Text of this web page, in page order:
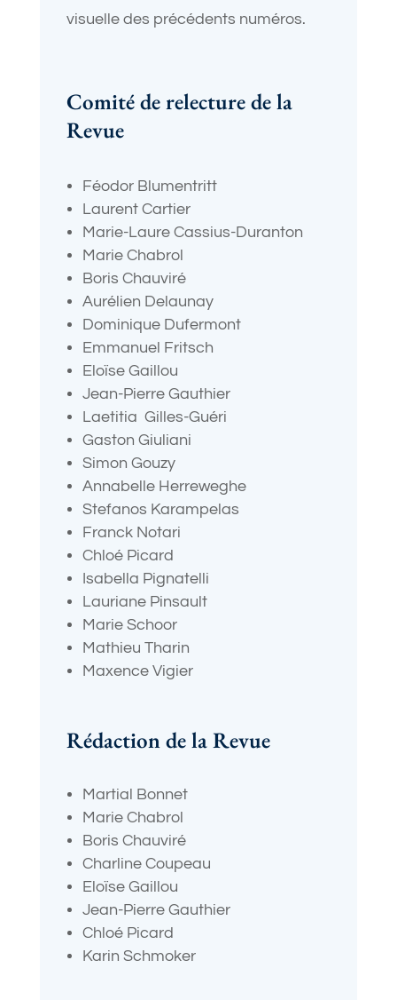
visuelle des précédents numéros.
Comité de relecture de la
Revue
Féodor Blumentritt
Laurent Cartier
Marie-Laure Cassius-Duranton
Marie Chabrol
Boris Chauviré
Aurélien Delaunay
Dominique Dufermont
Emmanuel Fritsch
Eloïse Gaillou
Jean-Pierre Gauthier
Laetitia Gilles-Guéri
Gaston Giuliani
Simon Gouzy
Annabelle Herreweghe
Stefanos Karampelas
Franck Notari
Chloé Picard
Isabella Pignatelli
Lauriane Pinsault
Marie Schoor
Mathieu Tharin
Maxence Vigier
Rédaction de la Revue
Martial Bonnet
Marie Chabrol
Boris Chauviré
Charline Coupeau
Eloïse Gaillou
Jean-Pierre Gauthier
Chloé Picard
Karin Schmoker